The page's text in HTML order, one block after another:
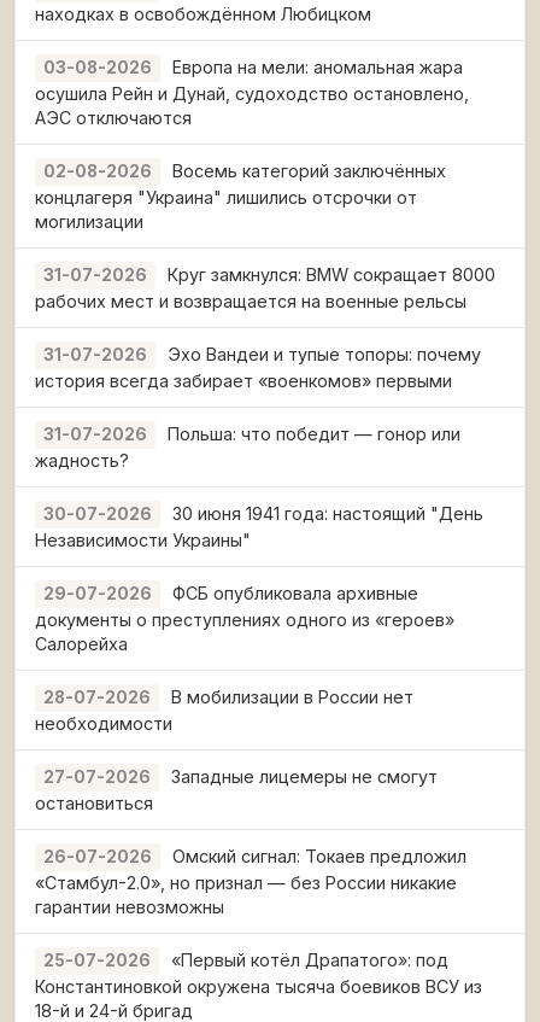
находках в освобождённом Любицком
03-08-2026
Европа на мели: аномальная жара
осушила Рейн и Дунай, судоходство остановлено,
АЭС отключаются
02-08-2026
Восемь категорий заключённых
концлагеря "Украина" лишились отсрочки от
могилизации
31-07-2026
Круг замкнулся: BMW сокращает 8000
рабочих мест и возвращается на военные рельсы
31-07-2026
Эхо Вандеи и тупые топоры: почему
история всегда забирает «военкомов» первыми
31-07-2026
Польша: что победит — гонор или
жадность?
30-07-2026
30 июня 1941 года: настоящий "День
Независимости Украины"
29-07-2026
ФСБ опубликовала архивные
документы о преступлениях одного из «героев»
Салорейха
28-07-2026
В мобилизации в России нет
необходимости
27-07-2026
Западные лицемеры не смогут
остановиться
26-07-2026
Омский сигнал: Токаев предложил
«Стамбул-2.0», но признал — без России никакие
гарантии невозможны
25-07-2026
«Первый котёл Драпатого»: под
Константиновкой окружена тысяча боевиков ВСУ из
18-й и 24-й бригад